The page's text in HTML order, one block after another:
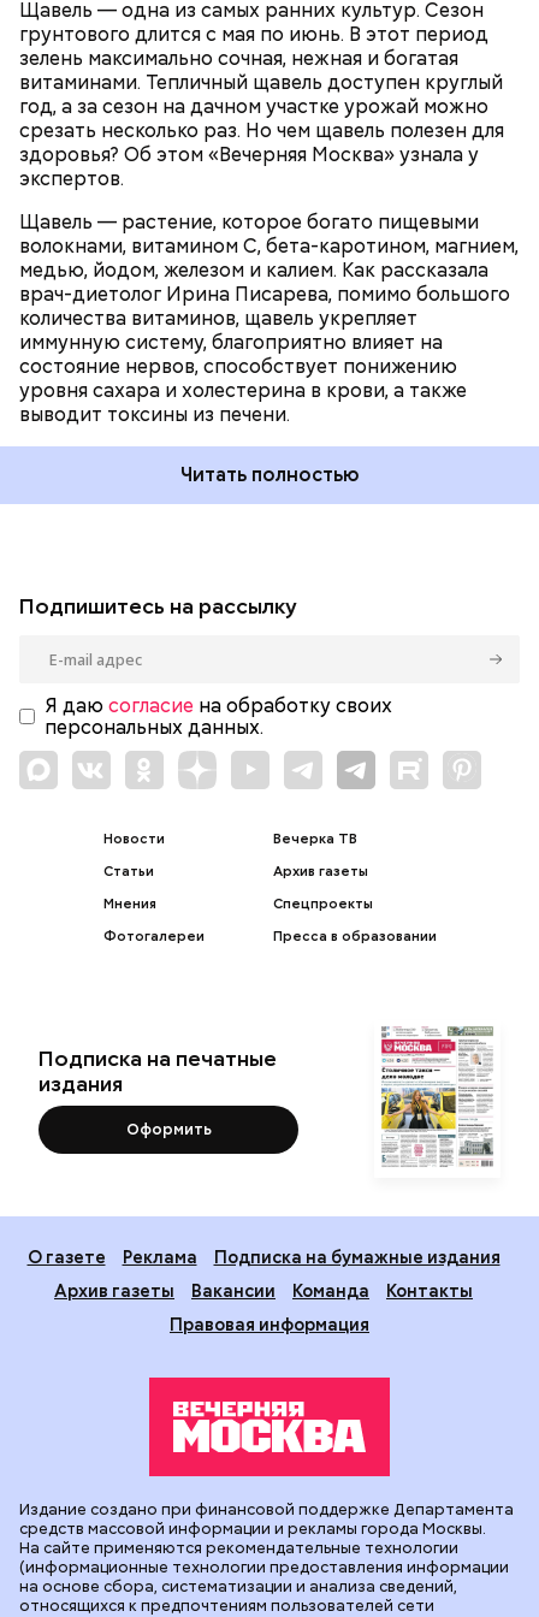
Щавель — одна из самых ранних культур. Сезон
грунтового длится с мая по июнь. В этот период
зелень максимально сочная, нежная и богатая
витаминами. Тепличный щавель доступен круглый
год, а за сезон на дачном участке урожай можно
срезать несколько раз. Но чем щавель полезен для
здоровья? Об этом «Вечерняя Москва» узнала у
экспертов.
Щавель — растение, которое богато пищевыми
волокнами, витамином С, бета-каротином, магнием,
медью, йодом, железом и калием. Как рассказала
врач-диетолог Ирина Писарева, помимо большого
количества витаминов, щавель укрепляет
иммунную систему, благоприятно влияет на
состояние нервов, способствует понижению
уровня сахара и холестерина в крови, а также
выводит токсины из печени.
Читать полностью
ЗДОРОВЬЕ ВРАЧИ
РАСТЕНИЯ
ПРОДУКТЫ
Подпишитесь на рассылку
Я даю согласие на обработку своих
персональных данных.
Новости
Статьи
Мнения
Фотогалереи
Вечерка ТВ
Архив газеты
Спецпроекты
Пресса в образовании
Подписка на печатные
издания
Оформить
О газете Реклама
Подписка на бумажные издания
Архив газеты
Вакансии Команда
Контакты
Правовая информация
Издание создано при финансовой поддержке Департамента
средств массовой информации и рекламы города Москвы.
На сайте применяются рекомендательные технологии
(информационные технологии предоставления информации
на основе сбора, систематизации и анализа сведений,
относящихся к предпочтениям пользователей сети